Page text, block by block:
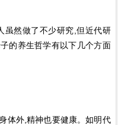
然做了不少研究,但近代研
的养生哲学有以下几个方面
外,精神也要健康。如明代